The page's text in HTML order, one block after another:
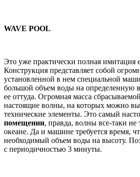
WAVE POOL
Это уже практически полная имитация
Конструкция представляет собой
установленной в нем специальной
большой объем воды на определенную
ее оттуда. Огромная масса
настоящие волны, на которых можно
технические элементы. Это самый
помещении, правда, волны все-таки не
океане. Да и машине требуется время,
необходимый объем воды на высоту.
с периодичностью 3 минуты.